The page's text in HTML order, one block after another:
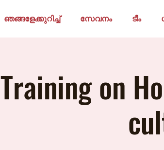
ഞങ്ങളേക്കുറിച്ച് സേവനം ടീം
Training on